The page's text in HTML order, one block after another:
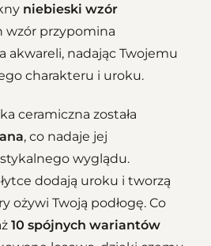
niebieski wzór
wzór przypomina
akwareli, nadając Twojemu
charakteru i uroku.
ceramiczna została
, co nadaje jej
wyglądu.
dodają uroku i tworzą
ożywi Twoją podłogę. Co
10 spójnych wariantów